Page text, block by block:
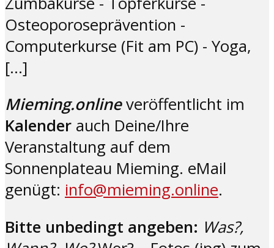
Osteoporoseprävention -
Computerkurse (Fit am PC) - Yoga,
[…]
Mieming.onlineveröffentlicht im
Kalender auch Deine/Ihre
Veranstaltung auf dem
Sonnenplateau Mieming. eMail
genügt: info@mieming.online.
Bitte unbedingt angeben: Was?,